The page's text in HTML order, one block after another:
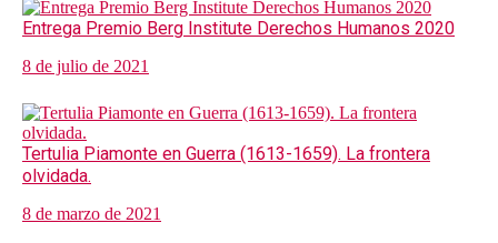
Entrega Premio Berg Institute Derechos Humanos 2020
8 de julio de 2021
Tertulia Piamonte en Guerra (1613-1659). La frontera
olvidada.
8 de marzo de 2021